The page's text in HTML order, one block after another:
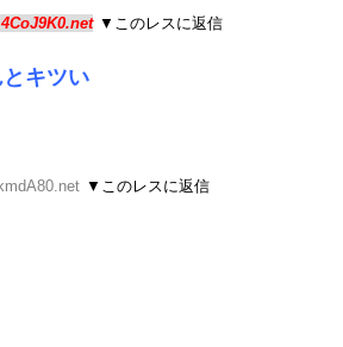
▼このレスに返信
キツい
▼このレスに返信